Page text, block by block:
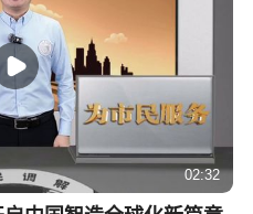
02:32